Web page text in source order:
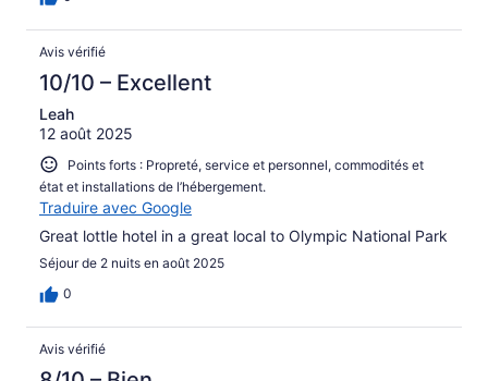
Avis vérifié
10/10 – Excellent
Leah
12 août 2025
Points forts : Propreté, service et personnel, commodités et
état et installations de l’hébergement.
Traduire avec Google
Great lottle hotel in a great local to Olympic National Park
Séjour de 2 nuits en août 2025
0
Avis vérifié